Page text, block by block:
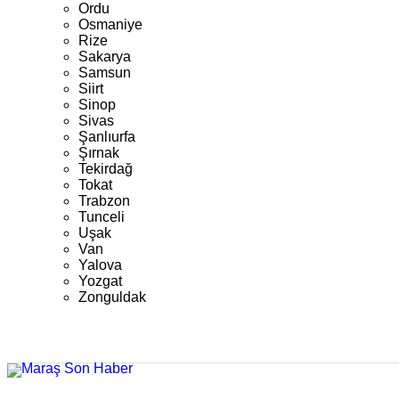
Ordu
Osmaniye
Rize
Sakarya
Samsun
Siirt
Sinop
Sivas
Şanlıurfa
Şırnak
Tekirdağ
Tokat
Trabzon
Tunceli
Uşak
Van
Yalova
Yozgat
Zonguldak